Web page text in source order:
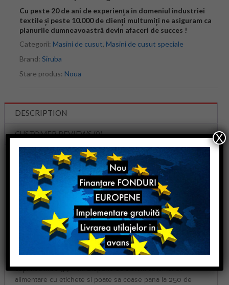
Cu peste 20 de ani de experiența in domeniul industriei
textile și peste 10.000 de clienți multumiți ne asiguram ca
planurile dumneavoastră devin afaceri de succes !
Categorii: Masini de cusut, Masini de cusut speciale
Brand: Siruba
Stare produs: Noua
DESCRIPTION
CUSTOMER REVIEWS (0)
Masina automata de cusut eticheteSiruba ASP-PTA100
Modele disponibile :
Siruba ASP-PTA101
Siruba ASP-PTA300
Acesta este un automat specializat pe coaserea etichetelor
de hartie la haine.
Automatul poate coase orice tip de etichete cu latimea
cuprinsă între 35-65 mm, lungimea de 70-162 mm pe care le
cuprinsa intre 5-7 mm. Dispune de sistem automat de
alimentare cu etichete si poate sa coase pana la 250 de
X